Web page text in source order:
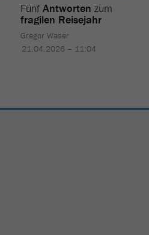
FünfAntworten zum
fragilen Reisejahr
Gregor Waser
21.04.2026 – 11:04